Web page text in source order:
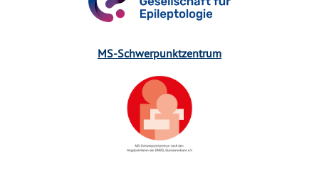
MS-Schwerpunktzentrum